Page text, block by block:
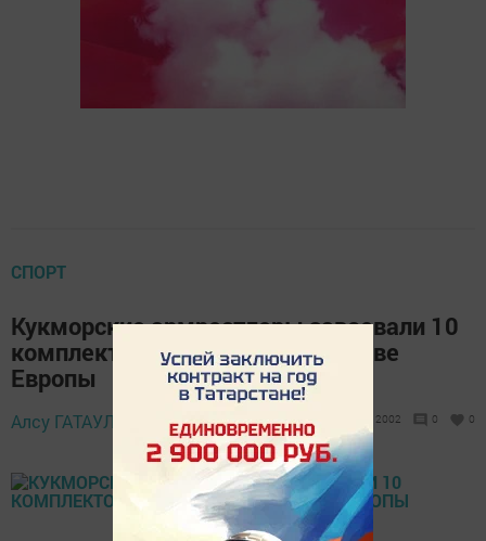
СПОРТ
Кукморские армрестлеры завоевали 10
комплектов наград на Первенстве
Европы
Алсу ГАТАУЛЛИНА, 21 мая 2019 - 22:24 2002 0 0